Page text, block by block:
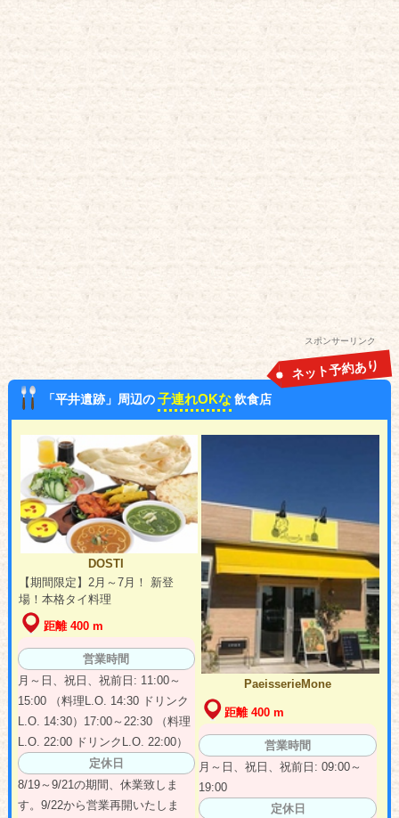
スポンサーリンク
「平井遺跡」周辺の子連れOKな 飲食店
ネット予約あり
DOSTI
【期間限定】2月～7月！ 新登
場！本格タイ料理
距離 400 m
営業時間
月～日、祝日、祝前日: 11:00～
15:00 （料理L.O. 14:30 ドリンク
L.O. 14:30）17:00～22:30 （料理
L.O. 22:00 ドリンクL.O. 22:00）
定休日
8/19～9/21の期間、休業致しま
す。9/22から営業再開いたしま
PaeisserieMone
距離 400 m
営業時間
月～日、祝日、祝前日: 09:00～
19:00
定休日